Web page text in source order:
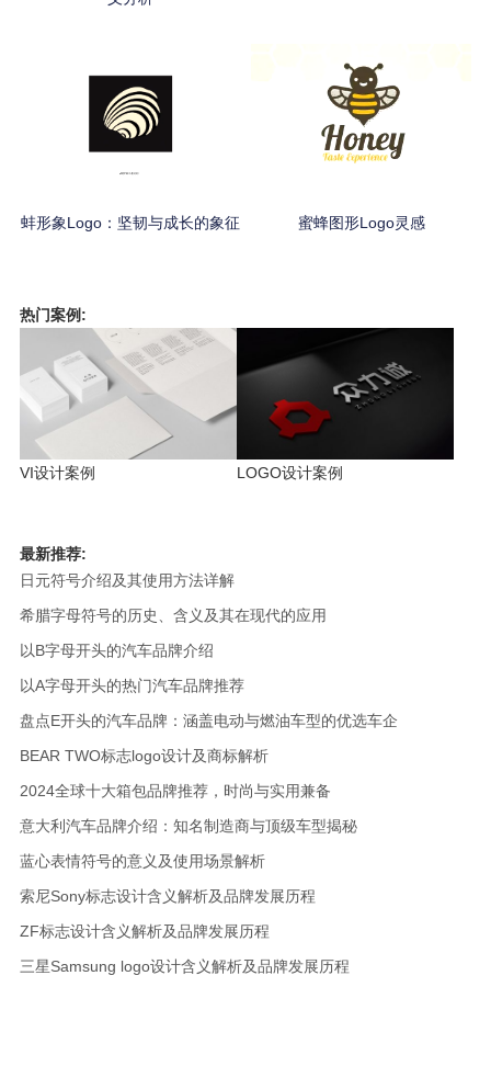
蚌形象Logo：坚韧与成长的象征 蜜蜂图形Logo灵感
热门案例:
VI设计案例 LOGO设计案例
最新推荐:
日元符号介绍及其使用方法详解
希腊字母符号的历史、含义及其在现代的应用
以B字母开头的汽车品牌介绍
以A字母开头的热门汽车品牌推荐
盘点E开头的汽车品牌：涵盖电动与燃油车型的优选车企
BEAR TWO标志logo设计及商标解析
2024全球十大箱包品牌推荐，时尚与实用兼备
意大利汽车品牌介绍：知名制造商与顶级车型揭秘
蓝心表情符号的意义及使用场景解析
索尼Sony标志设计含义解析及品牌发展历程
ZF标志设计含义解析及品牌发展历程
三星Samsung logo设计含义解析及品牌发展历程